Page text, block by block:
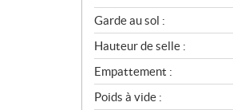
Garde au sol :
Hauteur de selle :
Empattement :
Poids à vide :